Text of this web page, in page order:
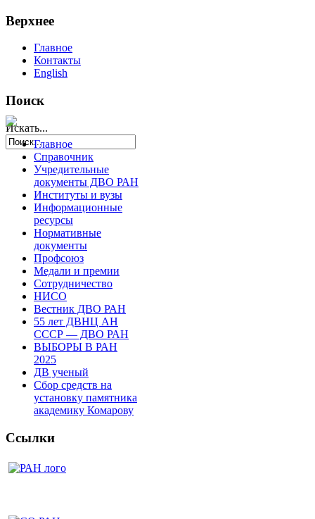
Верхнее
Главное
Контакты
English
Поиск
Искать...
Главное
Справочник
Учредительные
документы ДВО РАН
Институты и вузы
Информационные
ресурсы
Нормативные
документы
Профсоюз
Медали и премии
Сотрудничество
НИСО
Вестник ДВО РАН
55 лет ДВНЦ АН
СССР — ДВО РАН
ВЫБОРЫ В РАН
2025
ДВ ученый
Сбор средств на
установку памятника
академику Комарову
Ссылки